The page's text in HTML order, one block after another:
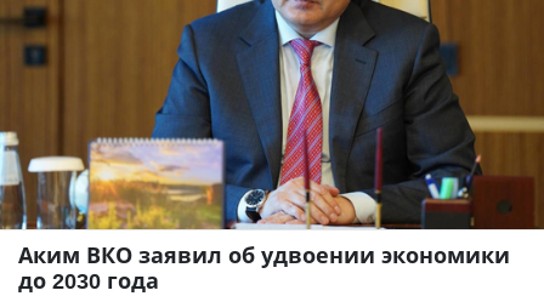
Аким ВКО заявил об удвоении экономики
до 2030 года